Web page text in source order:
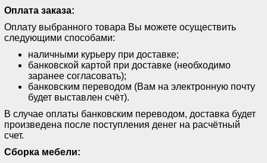
Оплата заказа:
Оплату выбранного товара Вы можете осуществить
следующими способами:
наличными курьеру при доставке;
банковской картой при доставке (необходимо
заранее согласовать);
банковским переводом (Вам на электронную почту
будет выставлен счёт).
В случае оплаты банковским переводом, доставка будет
произведена после поступления денег на расчётный
счет.
Сборка мебели: